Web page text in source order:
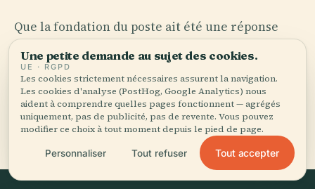
Que la fondation du poste ait été une réponse
directe au raid ou qu'elle s'inscrive dans une
expansion policière plus large déjà en cours, la
coïncidence de calendrier frappe. Les
montagnes dont les commandos se sont servis
comme couverture — les crêtes du Bukhansan et
du Dobongsan — sont les mêmes sommets qui
dominent aujourd'hui Gangbuk-gu.
Une petite demande au sujet des cookies.
UE · RGPD
Les cookies strictement nécessaires assurent la navigation.
Les cookies d'analyse (PostHog, Google Analytics) nous
aident à comprendre quelles pages fonctionnent — agrégés
uniquement, pas de publicité, pas de revente. Vous pouvez
modifier ce choix à tout moment depuis le pied de page.
Personnaliser Tout refuser Tout accepter